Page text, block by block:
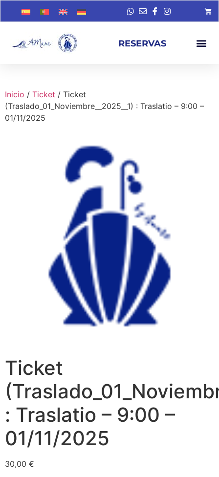
RESERVAS
Inicio / Ticket / Ticket
(Traslado_01_Noviembre__2025__1) : Traslatio – 9:00 –
01/11/2025
Ticket
: Traslatio – 9:00 –
01/11/2025
30,00 €